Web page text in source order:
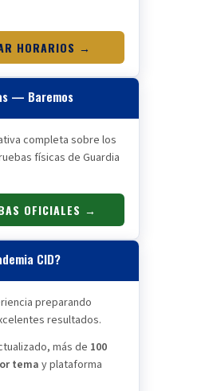
HORARIOS →
— Baremos
completa sobre los
físicas de Guardia
OFICIALES →
CID?
preparando
resultados.
más de 100
tema y plataforma